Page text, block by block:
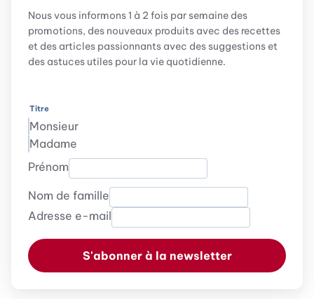
Nous vous informons 1 à 2 fois par semaine des
promotions, des nouveaux produits avec des recettes
et des articles passionnants avec des suggestions et
des astuces utiles pour la vie quotidienne.
Titre
Monsieur
Madame
Prénom
Nom de famille
Adresse e-mail
S'abonner à la newsletter